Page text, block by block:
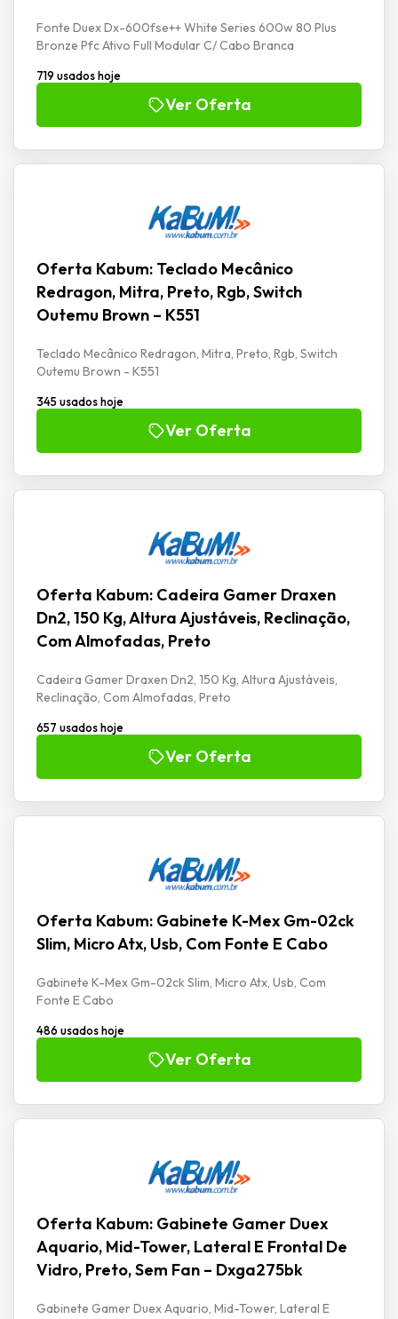
Fonte Duex Dx-600fse++ White Series 600w 80 Plus
Bronze Pfc Ativo Full Modular C/ Cabo Branca
719 usados hoje
Ver Oferta
Oferta Kabum: Teclado Mecânico
Redragon, Mitra, Preto, Rgb, Switch
Outemu Brown – K551
Teclado Mecânico Redragon, Mitra, Preto, Rgb, Switch
Outemu Brown - K551
345 usados hoje
Ver Oferta
Oferta Kabum: Cadeira Gamer Draxen
Dn2, 150 Kg, Altura Ajustáveis, Reclinação,
Com Almofadas, Preto
Cadeira Gamer Draxen Dn2, 150 Kg, Altura Ajustáveis,
Reclinação, Com Almofadas, Preto
657 usados hoje
Ver Oferta
Oferta Kabum: Gabinete K-Mex Gm-02ck
Slim, Micro Atx, Usb, Com Fonte E Cabo
Gabinete K-Mex Gm-02ck Slim, Micro Atx, Usb, Com
Fonte E Cabo
486 usados hoje
Ver Oferta
Oferta Kabum: Gabinete Gamer Duex
Aquario, Mid-Tower, Lateral E Frontal De
Vidro, Preto, Sem Fan – Dxga275bk
Gabinete Gamer Duex Aquario, Mid-Tower, Lateral E